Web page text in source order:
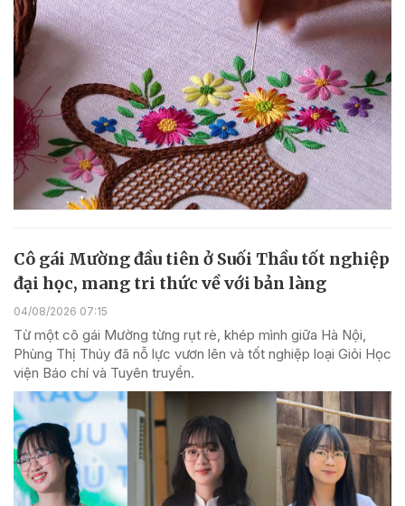
Cô gái Mường đầu tiên ở Suối Thầu tốt nghiệp
đại học, mang tri thức về với bản làng
04/08/2026 07:15
Từ một cô gái Mường từng rụt rè, khép mình giữa Hà Nội,
Phùng Thị Thúy đã nỗ lực vươn lên và tốt nghiệp loại Giỏi Học
viện Báo chí và Tuyên truyền.